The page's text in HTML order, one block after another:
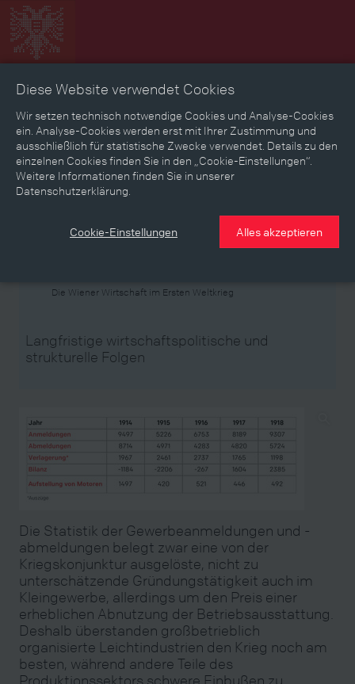
Zeitbild Zeitreise Landkarte Erinnerungen
Mediathek Textmodus
Themen Zeiträume Aspekte
Die Wiener Wirtschaft im Ersten Weltkrieg
Langfristige wirtschaftspolitische und
strukturelle Folgen
Die Statistik der Gewerbeanmeldungen und -
abmeldungen belegt zwar eine von der
Kriegskonjunktur ausgelöste, nicht zu
unterschätzende Gründungstätigkeit auch im
Kleingewerbe, allerdings um den Preis einer
erheblichen Abnutzung der Betriebsausstattung.
Deshalb überstanden großbetrieblich
organisierte Leichtindustrien den Krieg noch am
besten, während andere Teile des
Produktionssektors schwere Einbußen zu
Diese Website verwendet Cookies
Wir setzen technisch notwendige Cookies und Analyse-Cookies
ein. Analyse-Cookies werden erst mit Ihrer Zustimmung und
ausschließlich für statistische Zwecke verwendet. Details zu den
einzelnen Cookies finden Sie in den „Cookie-Einstellungen“.
Weitere Informationen finden Sie in unserer
Datenschutzerklärung.
Cookie-Einstellungen Alles akzeptieren